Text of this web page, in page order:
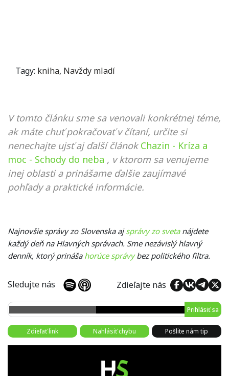
Tagy: kniha, Navždy mladí
V tomto článku sme sa venovali konkrétnej téme,
ak máte chuť pokračovať v čítaní, určite si
nenechajte ujsť aj ďalší článok Chazin - Kríza a
moc - Schody do neba , v ktorom sa venujeme
inej oblasti a prinášame ďalšie zaujímavé
pohľady a praktické informácie.
Najnovšie správy zo Slovenska ajsprávy zo svetanájdete
každý deň na Hlavných správach. Sme nezávislý hlavný
denník, ktorý prináša horúce správybez politického filtra.
Sledujte nás Zdieľajte nás
Prihlásiť sa
Zdieľať link Nahlásiť chybu Pošlite nám tip